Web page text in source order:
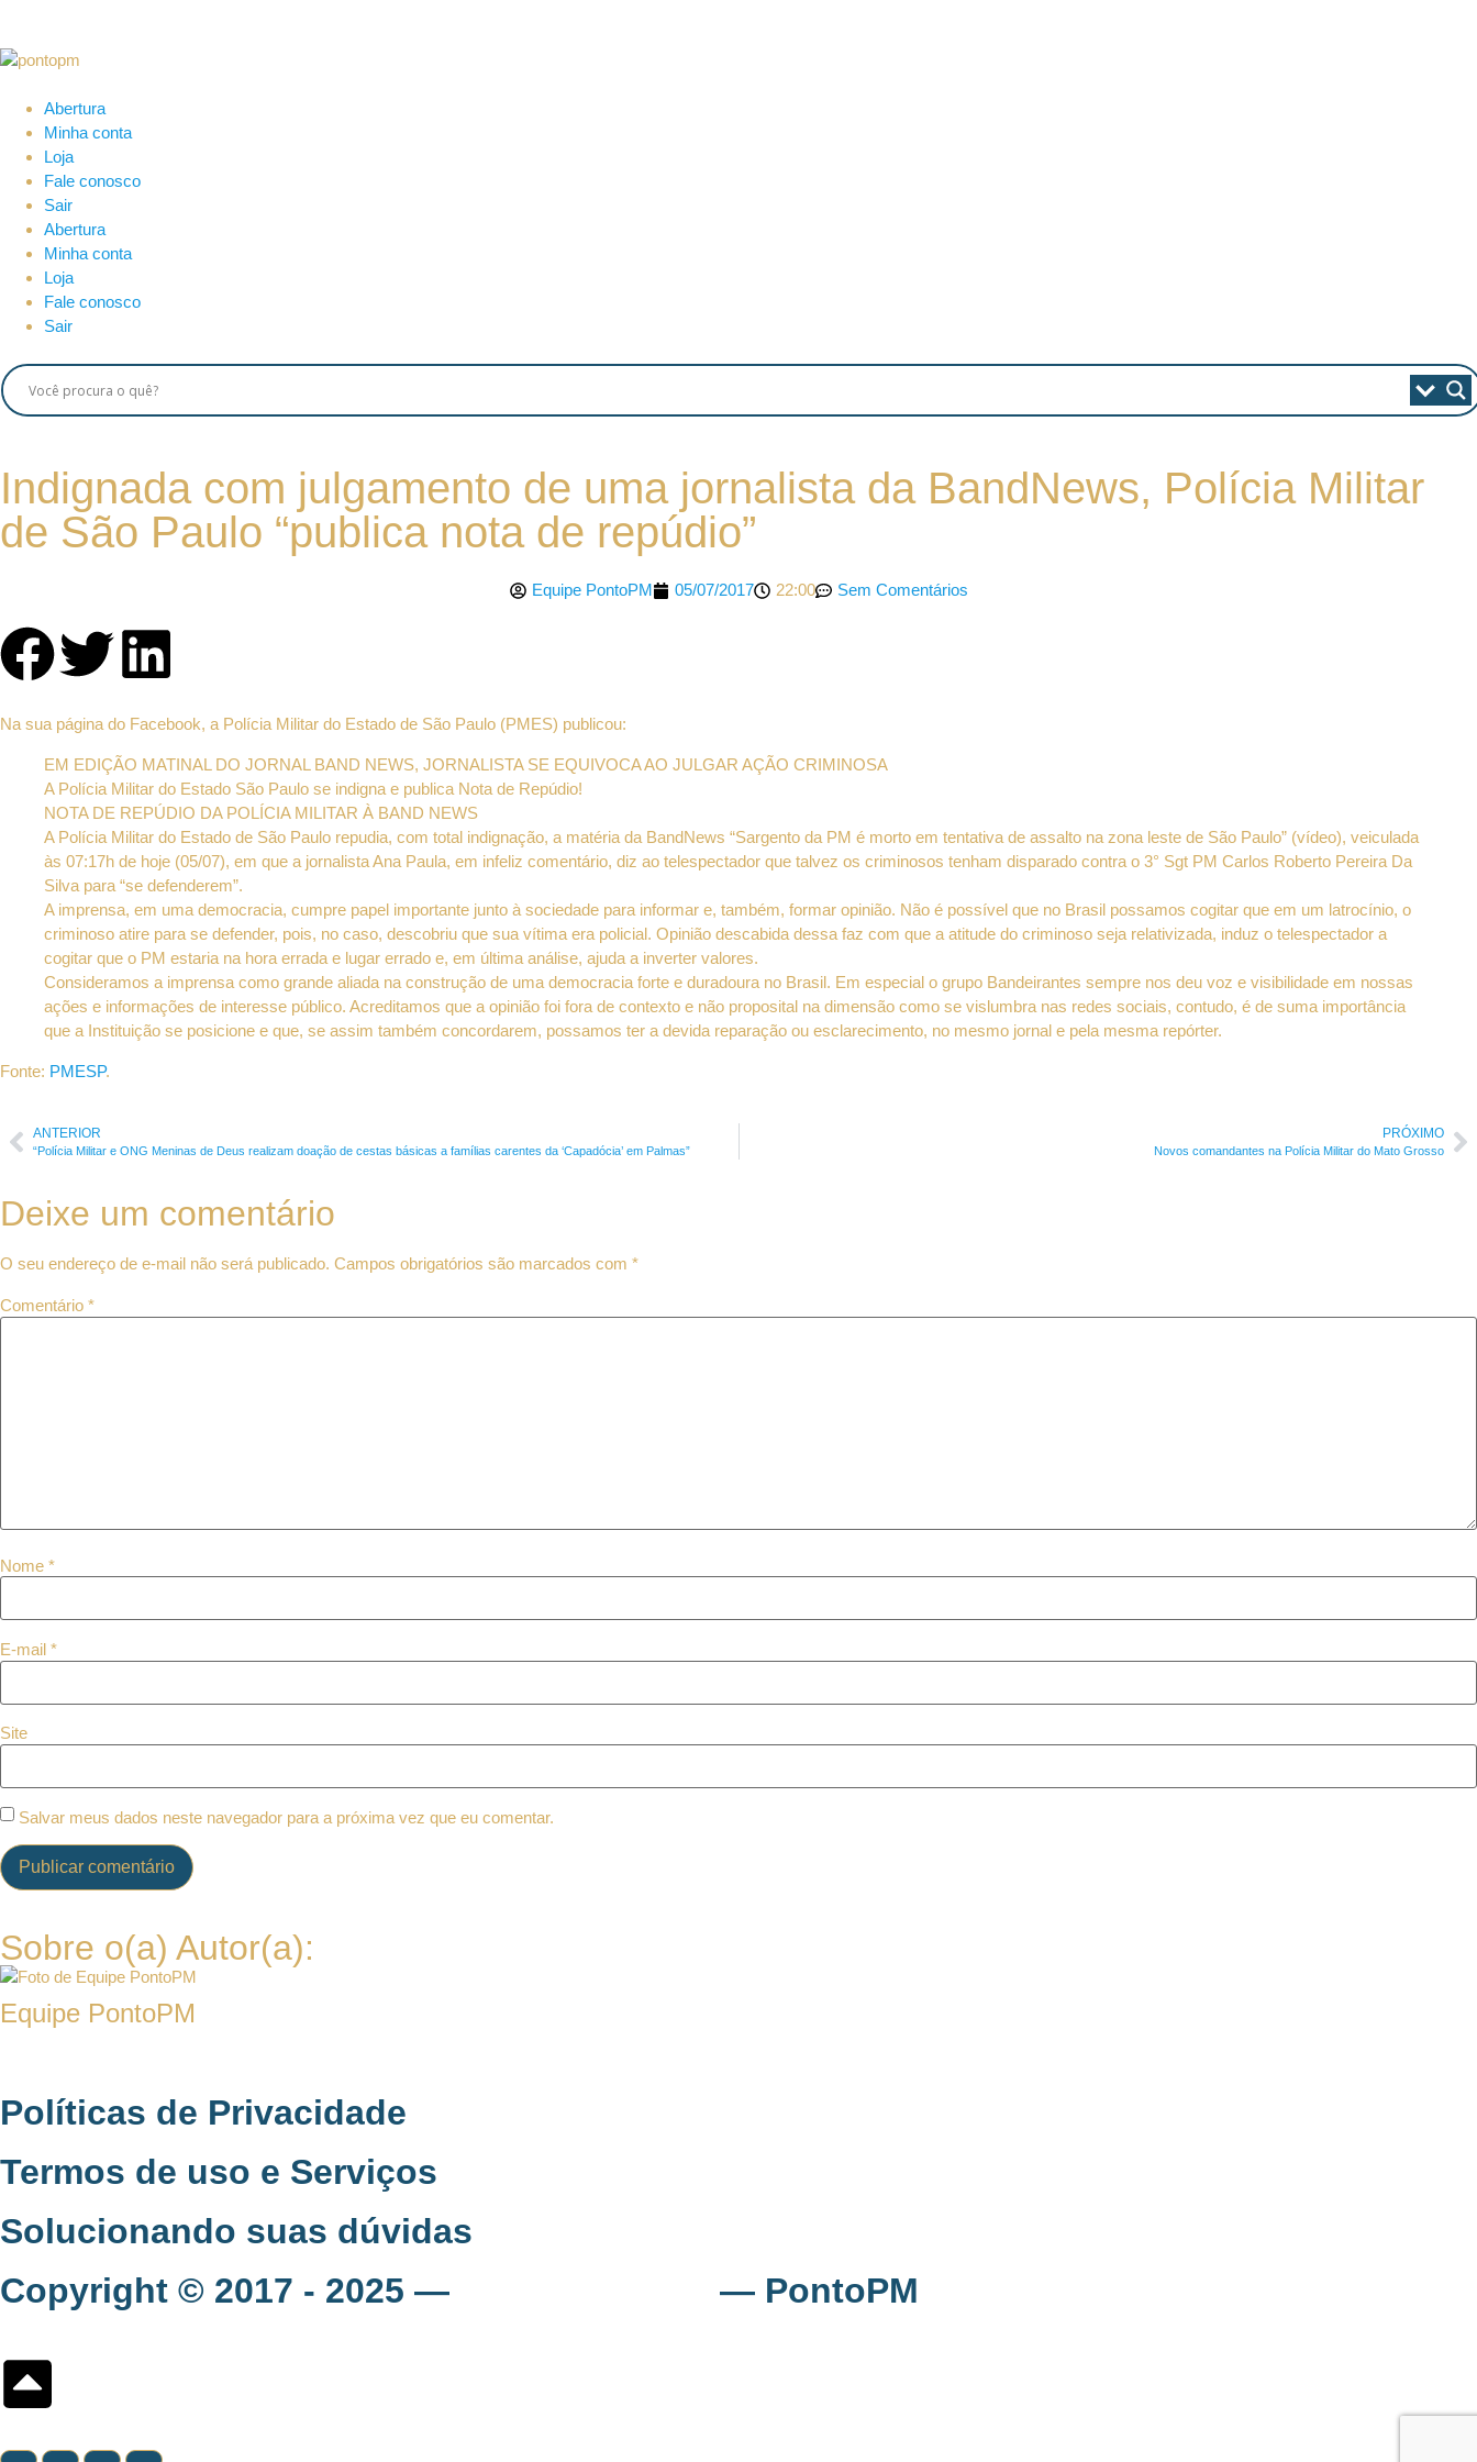
Abertura
Minha conta
Loja
Fale conosco
Sair
Abertura
Minha conta
Loja
Fale conosco
Sair
Indignada com julgamento de uma jornalista da BandNews, Polícia Militar
de São Paulo “publica nota de repúdio”
Equipe PontoPM 05/07/2017 22:00 Sem Comentários
Na sua página do Facebook, a Polícia Militar do Estado de São Paulo (PMES) publicou:
EM EDIÇÃO MATINAL DO JORNAL BAND NEWS, JORNALISTA SE EQUIVOCA AO JULGAR AÇÃO CRIMINOSA
A Polícia Militar do Estado São Paulo se indigna e publica Nota de Repúdio!
NOTA DE REPÚDIO DA POLÍCIA MILITAR À BAND NEWS
A Polícia Militar do Estado de São Paulo repudia, com total indignação, a matéria da BandNews “Sargento da PM é morto em tentativa de assalto na zona leste de São Paulo” (vídeo), veiculada
às 07:17h de hoje (05/07), em que a jornalista Ana Paula, em infeliz comentário, diz ao telespectador que talvez os criminosos tenham disparado contra o 3° Sgt PM Carlos Roberto Pereira Da
Silva para “se defenderem”.
A imprensa, em uma democracia, cumpre papel importante junto à sociedade para informar e, também, formar opinião. Não é possível que no Brasil possamos cogitar que em um latrocínio, o
criminoso atire para se defender, pois, no caso, descobriu que sua vítima era policial. Opinião descabida dessa faz com que a atitude do criminoso seja relativizada, induz o telespectador a
cogitar que o PM estaria na hora errada e lugar errado e, em última análise, ajuda a inverter valores.
Consideramos a imprensa como grande aliada na construção de uma democracia forte e duradoura no Brasil. Em especial o grupo Bandeirantes sempre nos deu voz e visibilidade em nossas
ações e informações de interesse público. Acreditamos que a opinião foi fora de contexto e não proposital na dimensão como se vislumbra nas redes sociais, contudo, é de suma importância
que a Instituição se posicione e que, se assim também concordarem, possamos ter a devida reparação ou esclarecimento, no mesmo jornal e pela mesma repórter.
Fonte: PMESP.
ANTERIOR
“Polícia Militar e ONG Meninas de Deus realizam doação de cestas básicas a famílias carentes da ‘Capadócia’ em Palmas”
PRÓXIMO
Novos comandantes na Polícia Militar do Mato Grosso
Deixe um comentário
O seu endereço de e-mail não será publicado. Campos obrigatórios são marcados com *
Comentário *
Nome *
E-mail *
Site
Salvar meus dados neste navegador para a próxima vez que eu comentar.
Sobre o(a) Autor(a):
Equipe PontoPM
Políticas de Privacidade
Termos de uso e Serviços
Solucionando suas dúvidas
Copyright © 2017 - 2025 —
— PontoPM